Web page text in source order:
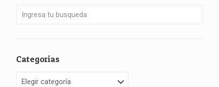
Categorías